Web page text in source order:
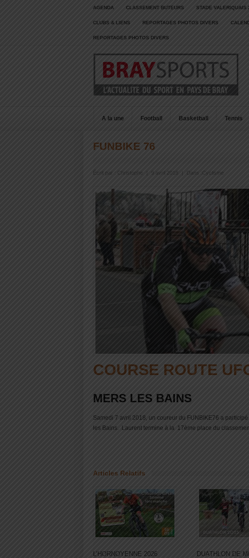
AGENDA CLASSEMENT BUTEURS STADE VALERIQUAIS
CLUBS & LIENS REPORTAGES PHOTOS DIVERS
REPORTAGES PHOTOS DIVERS
A la une Football Basketball Tennis
FUNBIKE 76
Écrit par : Christophe 9 avril 2018 Dans : Cyclisme
COURSE ROUTE
MERS LES BAINS
Samedi 7 avril 2018, un coureur du FUNBIKE76 a
les Bains. Laurent termine à la 17ème place du
Articles Relatifs
L’HORNOYENNE 2026
DUATHLON DE